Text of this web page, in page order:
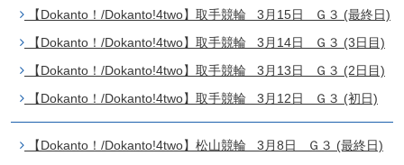
【Dokanto！/Dokanto!4two】取手競輪 3月15日 Ｇ３ (最終日)
【Dokanto！/Dokanto!4two】取手競輪 3月14日 Ｇ３ (3日目)
【Dokanto！/Dokanto!4two】取手競輪 3月13日 Ｇ３ (2日目)
【Dokanto！/Dokanto!4two】取手競輪 3月12日 Ｇ３ (初日)
【Dokanto！/Dokanto!4two】松山競輪 3月8日 Ｇ３ (最終日)